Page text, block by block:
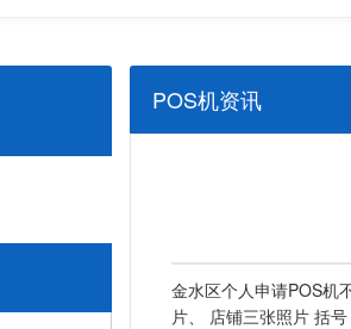
POS机资讯
金水区个人申请POS机
片、 店铺三张照片 括